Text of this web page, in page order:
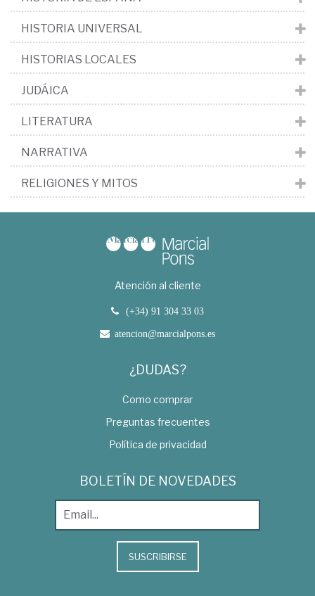
HISTORIA UNIVERSAL
HISTORIAS LOCALES
JUDÁICA
LITERATURA
NARRATIVA
RELIGIONES Y MITOS
Atención al cliente
(+34) 91 304 33 03
atencion@marcialpons.es
¿DUDAS?
Como comprar
Preguntas frecuentes
Política de privacidad
BOLETÍN DE NOVEDADES
SUSCRIBIRSE